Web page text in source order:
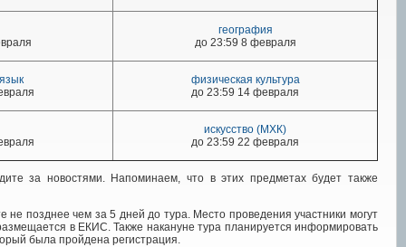
география
до 23:59 8 февраля
физическая культура
до 23:59 14 февраля
искусство (МХК)
до 23:59 22 февраля
за новостями. Напоминаем, что в этих предметах будет также
позднее чем за 5 дней до тура. Место проведения участники могут
в ЕКИС. Также накануне тура планируется информировать
была пройдена регистрация.